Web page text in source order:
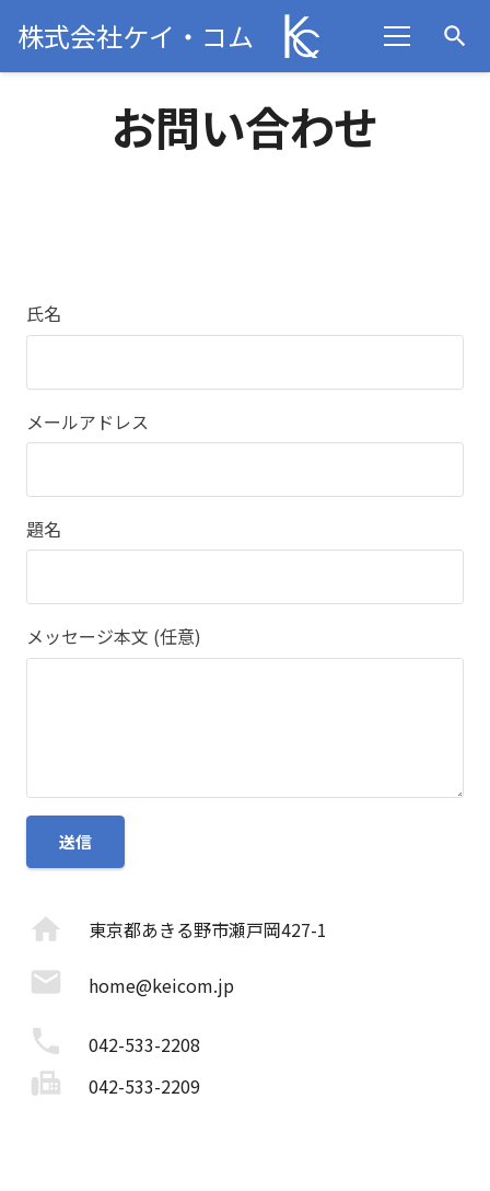
株式会社ケイ・コム search
お問い合わせ
氏名
メールアドレス
題名
メッセージ本文 (任意)
home 東京都あきる野市瀬戸岡427-1
mail home@keicom.jp
phone 042-533-2208
fax 042-533-2209